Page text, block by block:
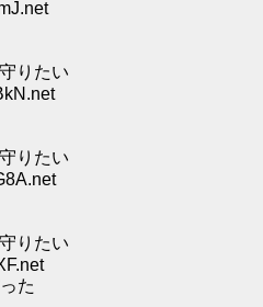
りたい
りたい
りたい
た